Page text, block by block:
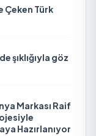
Çeken Türk
şıklığıyla göz
Markası Raif
Hazırlanıyor